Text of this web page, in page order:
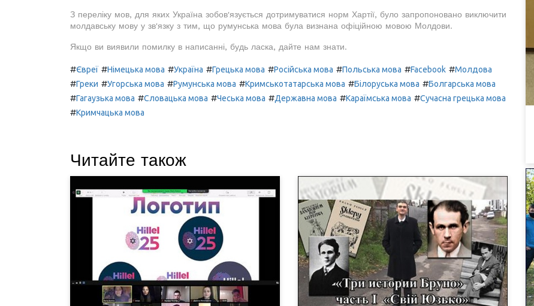
З переліку мов, для яких Україна зобов'язується дотримуватися норм Хартії, було запропоновано виключити
молдавську мову у зв'язку з тим, що румунська мова була визнана офіційною мовою Молдови.
Якщо ви виявили помилку в написанні, будь ласка, дайте нам знати.
#Євреї #Німецька мова #Україна #Грецька мова #Російська мова #Польська мова #Facebook #Молдова
#Греки #Угорська мова #Румунська мова #Кримськотатарська мова #Білоруська мова #Болгарська мова
#Гагаузька мова #Словацька мова #Чеська мова #Державна мова #Караїмська мова #Сучасна грецька мова
#Кримчацька мова
Читайте також